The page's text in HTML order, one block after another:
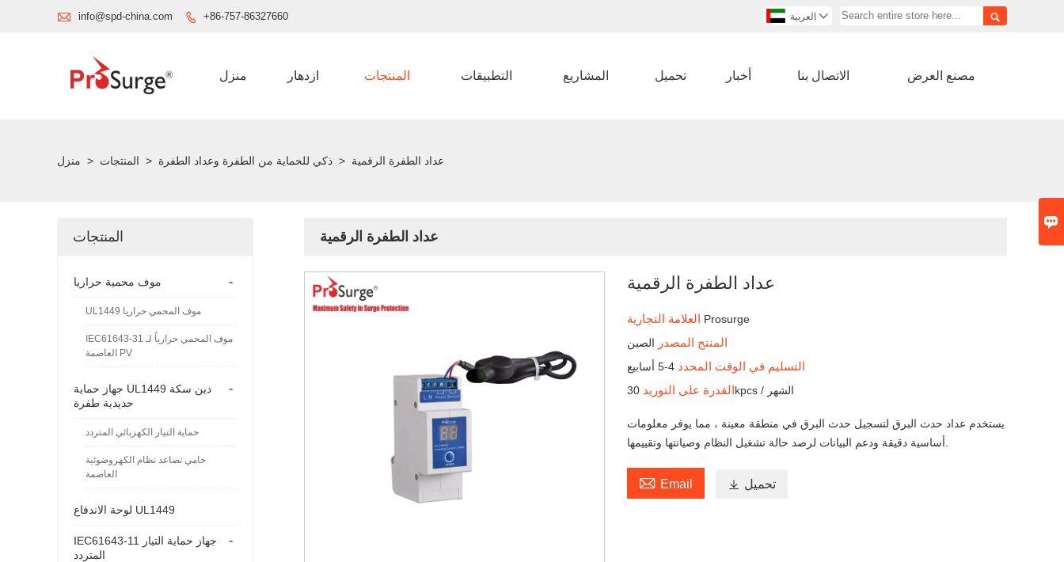

 info@spd-china.com  +86-757-86327660  العربية 
منزل ازدهار المنتجات التطبيقات المشاريع تحميل أخبار الاتصال بنا مصنع العرض
منزل > المنتجات > ذكي للحماية من الطفرة وعداد الطفرة > عداد الطفرة الرقمية
عداد الطفرة الرقمية
عداد الطفرة الرقمية
Prosurge
المنتج المصدر الصين
التسليم في الوقت المحدد 4-5 أسابيع
القدرة على التوريد 30kpcs / الشهر
يستخدم عداد حدث البرق لتسجيل حدث البرق في منطقة معينة ، مما يوفر معلومات
 Email  تحميل
المنتجات
- موف محمية حراريا
UL1449 موف المحمي حراريا
IEC61643-31 موف المحمي حرارياً لـ
العاصمة PV
-
جهاز حماية UL1449 دين سكة
حديدية طفرة
حماية التيار الكهربائي المتردد
حامي تصاعد نظام الكهروضوئية
العاصمة
لوحة الاندفاع UL1449
-
IEC61643-11 جهاز حماية التيار
المتردد